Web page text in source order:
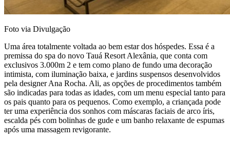
Foto via Divulgação
Uma área totalmente voltada ao bem estar dos hóspedes. Essa é a
premissa do spa do novo Tauá Resort Alexânia, que conta com
exclusivos 3.000m 2 e tem como plano de fundo uma decoração
intimista, com iluminação baixa, e jardins suspensos desenvolvidos
pela designer Ana Rocha. Ali, as opções de procedimentos também
são indicadas para todas as idades, com um menu especial tanto para
os pais quanto para os pequenos. Como exemplo, a criançada pode
ter uma experiência dos sonhos com máscaras faciais de arco íris,
escalda pés com bolinhas de gude e um banho relaxante de espumas
após uma massagem revigorante.